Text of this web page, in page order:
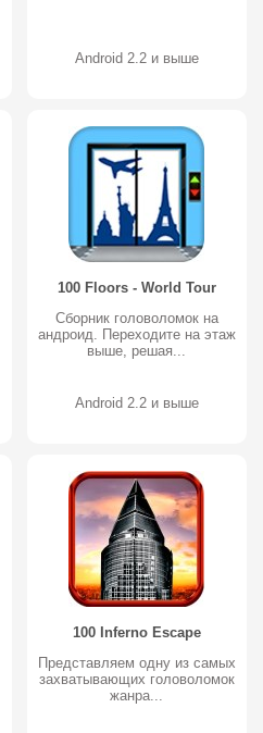
Android 2.2 и выше
100 Floors - World Tour
Сборник головоломок на
андроид. Переходите на этаж
выше, решая...
Android 2.2 и выше
100 Inferno Escape
Представляем одну из самых
захватывающих головоломок
жанра...